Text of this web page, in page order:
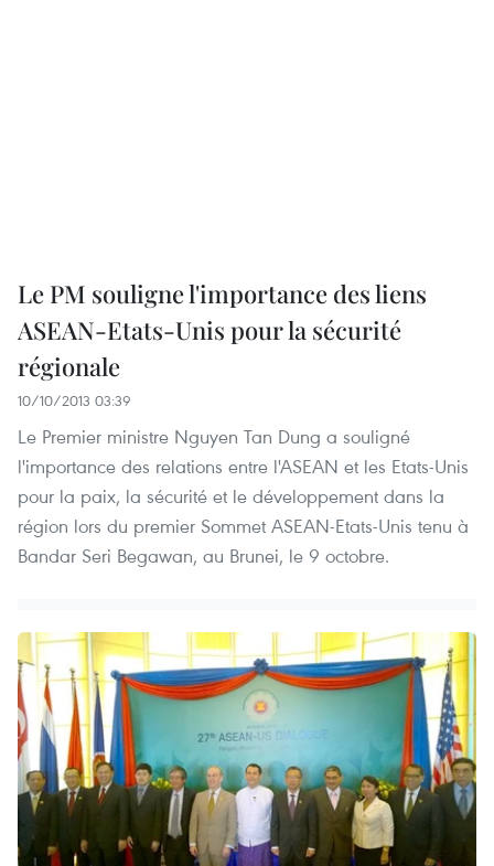
Le PM souligne l'importance des liens
ASEAN-Etats-Unis pour la sécurité
régionale
10/10/2013 03:39
Le Premier ministre Nguyen Tan Dung a souligné
l'importance des relations entre l'ASEAN et les Etats-Unis
pour la paix, la sécurité et le développement dans la
région lors du premier Sommet ASEAN-Etats-Unis tenu à
Bandar Seri Begawan, au Brunei, le 9 octobre.